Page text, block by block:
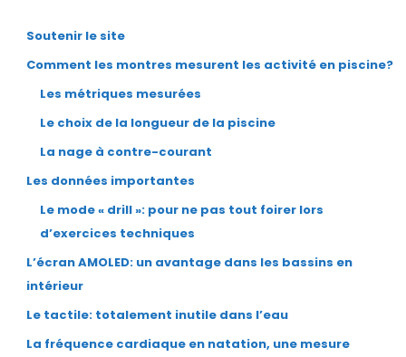
Soutenir le site
Comment les montres mesurent les activité en piscine?
Les métriques mesurées
Le choix de la longueur de la piscine
La nage à contre-courant
Les données importantes
Le mode « drill »: pour ne pas tout foirer lors
d’exercices techniques
L’écran AMOLED: un avantage dans les bassins en
intérieur
Le tactile: totalement inutile dans l’eau
La fréquence cardiaque en natation, une mesure